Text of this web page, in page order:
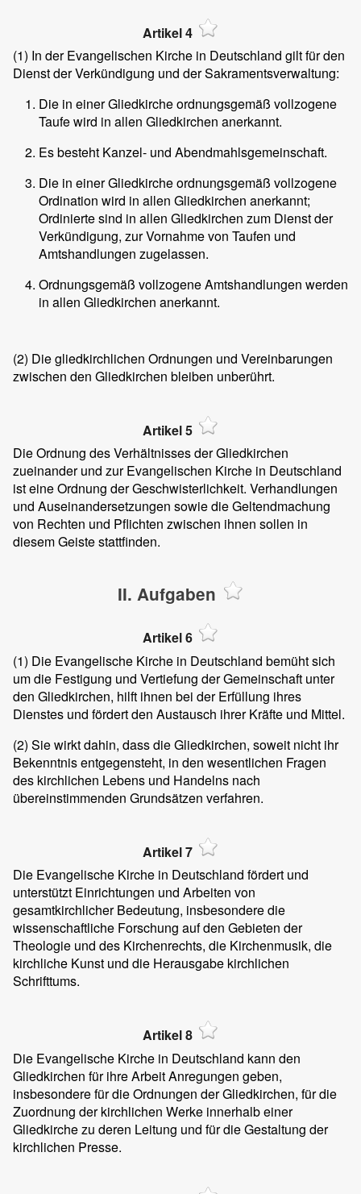
Artikel 4
(1) In der Evangelischen Kirche in Deutschland gilt für den
Dienst der Verkündigung und der Sakramentsverwaltung:
Die in einer Gliedkirche ordnungsgemäß vollzogene
Taufe wird in allen Gliedkirchen anerkannt.
Es besteht Kanzel- und Abendmahlsgemeinschaft.
Die in einer Gliedkirche ordnungsgemäß vollzogene
Ordination wird in allen Gliedkirchen anerkannt;
Ordinierte sind in allen Gliedkirchen zum Dienst der
Verkündigung, zur Vornahme von Taufen und
Amtshandlungen zugelassen.
Ordnungsgemäß vollzogene Amtshandlungen werden
in allen Gliedkirchen anerkannt.
(2) Die gliedkirchlichen Ordnungen und Vereinbarungen
zwischen den Gliedkirchen bleiben unberührt.
Artikel 5
Die Ordnung des Verhältnisses der Gliedkirchen
zueinander und zur Evangelischen Kirche in Deutschland
ist eine Ordnung der Geschwisterlichkeit. Verhandlungen
und Auseinandersetzungen sowie die Geltendmachung
von Rechten und Pflichten zwischen ihnen sollen in
diesem Geiste stattfinden.
II. Aufgaben
Artikel 6
(1) Die Evangelische Kirche in Deutschland bemüht sich
um die Festigung und Vertiefung der Gemeinschaft unter
den Gliedkirchen, hilft ihnen bei der Erfüllung ihres
Dienstes und fördert den Austausch ihrer Kräfte und Mittel.
(2) Sie wirkt dahin, dass die Gliedkirchen, soweit nicht ihr
Bekenntnis entgegensteht, in den wesentlichen Fragen
des kirchlichen Lebens und Handelns nach
übereinstimmenden Grundsätzen verfahren.
Artikel 7
Die Evangelische Kirche in Deutschland fördert und
unterstützt Einrichtungen und Arbeiten von
gesamtkirchlicher Bedeutung, insbesondere die
wissenschaftliche Forschung auf den Gebieten der
Theologie und des Kirchenrechts, die Kirchenmusik, die
kirchliche Kunst und die Herausgabe kirchlichen
Schrifttums.
Artikel 8
Die Evangelische Kirche in Deutschland kann den
Gliedkirchen für ihre Arbeit Anregungen geben,
insbesondere für die Ordnungen der Gliedkirchen, für die
Zuordnung der kirchlichen Werke innerhalb einer
Gliedkirche zu deren Leitung und für die Gestaltung der
kirchlichen Presse.